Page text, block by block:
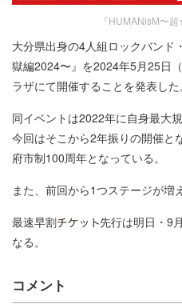
『HUMANisM〜
大分県出身の4人組ロックバン
獄編2024〜』を2024年5月25日
ラザにて開催することを発表した
同イベントは2022年に自身最大
今回はそこから2年振りの開催と
府市制100周年となっている。
また、前回から1つステージが増
最速早割
先行は明日・9
なる。
コメント